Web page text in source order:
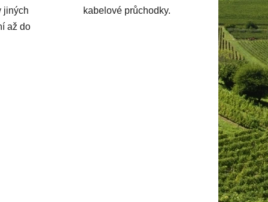
jiných
až do
kabelové průchodky.